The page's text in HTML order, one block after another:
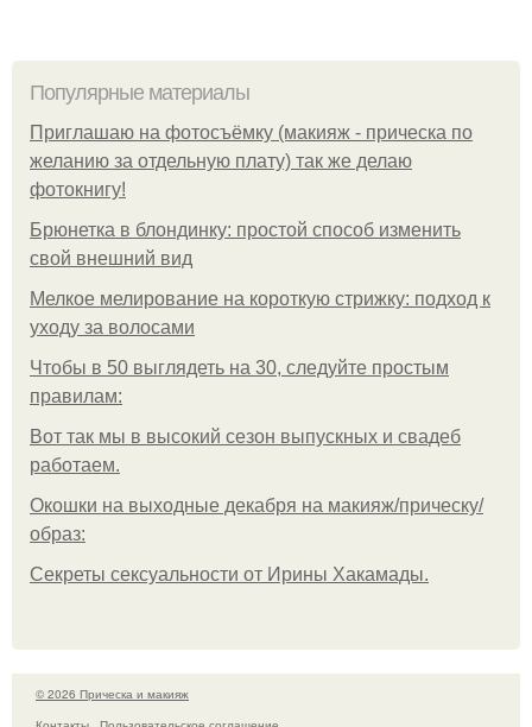
Популярные материалы
Приглашаю на фотосъёмку (макияж - прическа по
желанию за отдельную плату) так же делаю
фотокнигу!
Брюнетка в блондинку: простой способ изменить
свой внешний вид
Мелкое мелирование на короткую стрижку: подход к
уходу за волосами
Чтобы в 50 выглядеть на 30, следуйте простым
правилам:
Вот так мы в высокий сезон выпускных и свадеб
работаем.
Окошки на выходные декабря на макияж/прическу/
образ:
Секреты сексуальности от Ирины Хакамады.
© 2026 Прическа и макияж